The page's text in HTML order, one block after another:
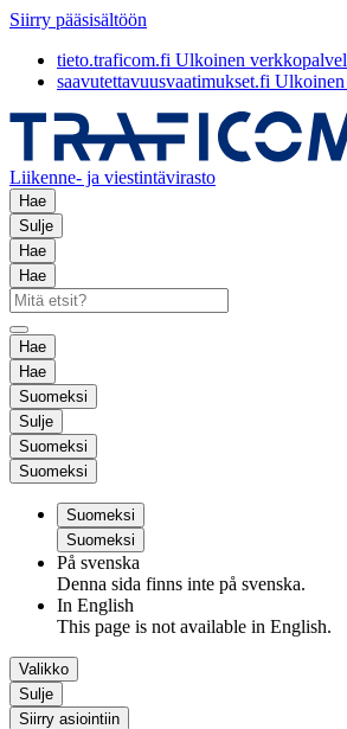
Siirry pääsisältöön
tieto.traficom.fi Ulkoinen
saavutettavuusvaatimukset.fi
Liikenne- ja viestintävirasto
Hae
Sulje
Hae
Hae
Hae
Hae
Suomeksi
Sulje
Suomeksi
Suomeksi
Suomeksi
Suomeksi
På svenska
Denna sida finns inte på svenska.
In English
This page is not available in English.
Valikko
Sulje
Siirry asiointiin